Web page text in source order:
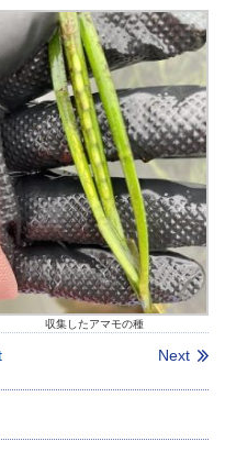
収集したアマモの種
Next